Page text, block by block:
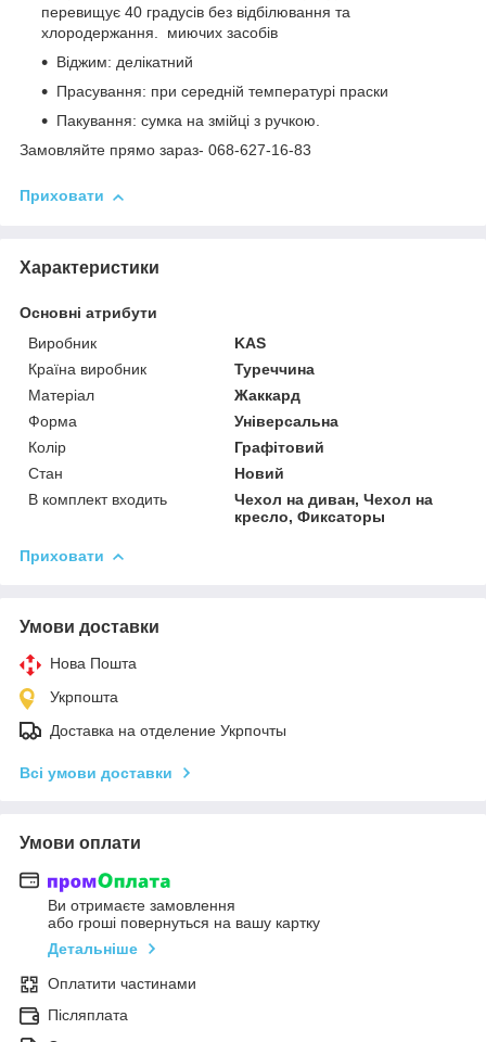
перевищує 40 градусів без відбілювання та
хлородержання. миючих засобів
Віджим: делікатний
Прасування: при середній температурі праски
Пакування: сумка на змійці з ручкою.
Замовляйте прямо зараз- 068-627-16-83
Приховати
Характеристики
Основні атрибути
Виробник
KAS
Країна виробник
Туреччина
Матеріал
Жаккард
Форма
Універсальна
Колір
Графітовий
Стан
Новий
В комплект входить
Чехол на диван, Чехол на
кресло, Фиксаторы
Приховати
Умови доставки
Нова Пошта
Укрпошта
Доставка на отделение Укрпочты
Всі умови доставки
Умови оплати
Ви отримаєте замовлення
або гроші повернуться на вашу картку
Детальніше
Оплатити частинами
Післяплата